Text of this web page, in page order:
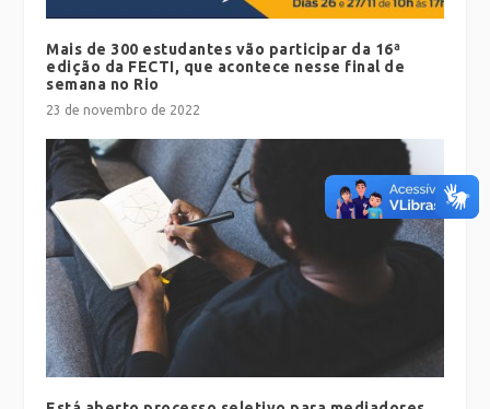
Mais de 300 estudantes vão participar da 16ª
edição da FECTI, que acontece nesse final de
semana no Rio
23 de novembro de 2022